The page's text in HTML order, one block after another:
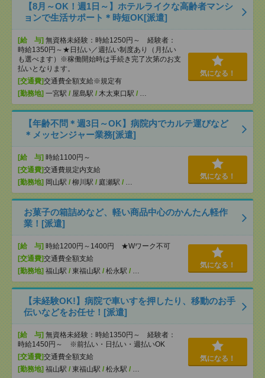
【8月～OK！週1日～】ホテルライクな高齢者マンシ
ョンで生活サポート＊時短OK[派遣]
[給 与] 無資格未経験：時給1250円～ 経験者：
時給1350円～★日払い／週払い制度あり（月払い
も選べます）※稼働開始時は手続き完了次第のお支
払いとなります。
[交通費]交通費全額支給※規定有
[勤務地] 一宮駅 / 屋島駅 / 木太東口駅 /
気になる！
【年齢不問＊週3日～OK】病院内でカルテ運びなど
＊メッセンジャー業務[派遣]
[給 与] 時給1100円～
[交通費]交通費規定内支給
[勤務地] 岡山駅 / 柳川駅 / 庭瀬駅 /
気になる！
お菓子の箱詰めなど、軽い商品中心のかんたん軽作
業！[派遣]
[給 与] 時給1200円～1400円 ★Wワーク不可
[交通費]交通費全額支給
[勤務地] 福山駅 / 東福山駅 / 松永駅 /
気になる！
【未経験OK!】病院で車いすを押したり、移動のお手
伝いなどをお任せ！[派遣]
[給 与] 無資格未経験：時給1350円～ 経験者：
時給1450円～ ※前払い・日払い・週払いOK
[交通費]交通費全額支給
[勤務地] 福山駅 / 東福山駅 / 松永駅 /
気になる！